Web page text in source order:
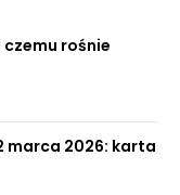
czemu rośnie
marca 2026: karta